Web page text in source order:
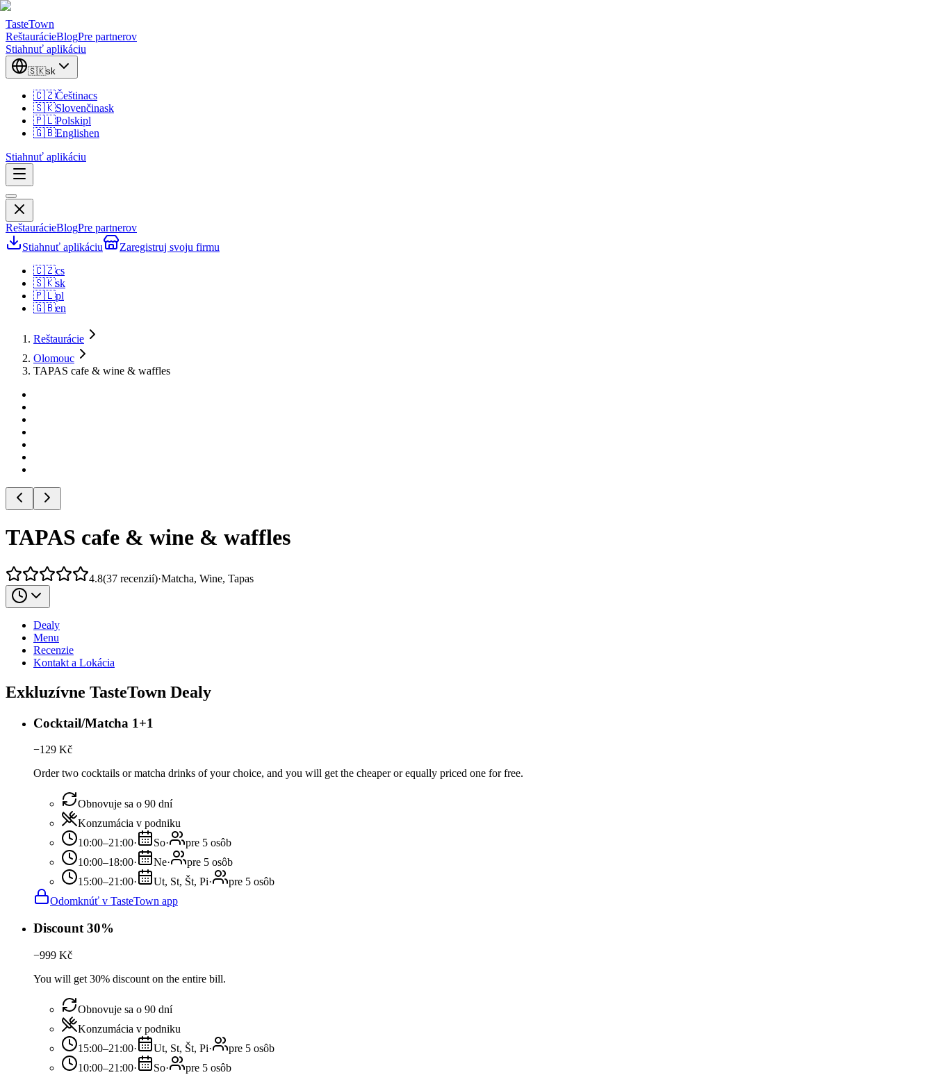
TasteTown
ReštaurácieBlogPre partnerov
Stiahnuť aplikáciu
🇸🇰sk
🇨🇿Češtinacs
🇸🇰Slovenčinask
🇵🇱Polskipl
🇬🇧Englishen
Stiahnuť aplikáciu
ReštaurácieBlogPre partnerov
Stiahnuť aplikáciu
Zaregistruj svoju firmu
🇨🇿cs
🇸🇰sk
🇵🇱pl
🇬🇧en
Reštaurácie
Olomouc
TAPAS cafe & wine & waffles
TAPAS cafe & wine & waffles
4.8(37 recenzií)·Matcha, Wine, Tapas
Dealy
Menu
Recenzie
Kontakt a Lokácia
Exkluzívne TasteTown Dealy
Cocktail/Matcha 1+1
−129 Kč
Order two cocktails or matcha drinks of your choice, and you will get the cheaper or equally priced one for free.
Obnovuje sa o 90 dní
Konzumácia v podniku
10:00–21:00· So·
pre 5 osôb
10:00–18:00· Ne·
pre 5 osôb
15:00–21:00· Ut, St, Št, Pi·
pre 5 osôb
Odomknúť v TasteTown app
Discount 30%
−999 Kč
You will get 30% discount on the entire bill.
Obnovuje sa o 90 dní
Konzumácia v podniku
15:00–21:00· Ut, St, Št, Pi·
pre 5 osôb
10:00–21:00· So·
pre 5 osôb